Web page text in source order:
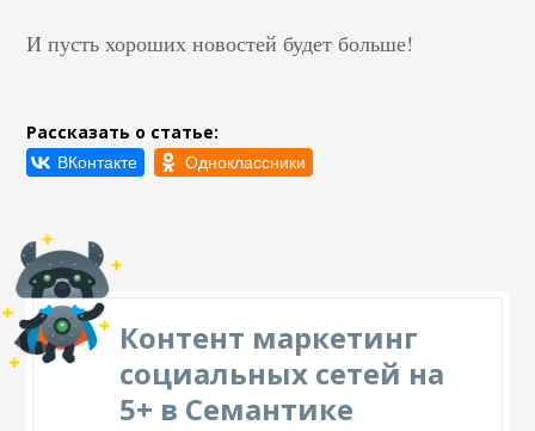
И пусть хороших новостей будет больше!
Рассказать о статье:
Контент маркетинг
социальных сетей на
5+ в Семантике